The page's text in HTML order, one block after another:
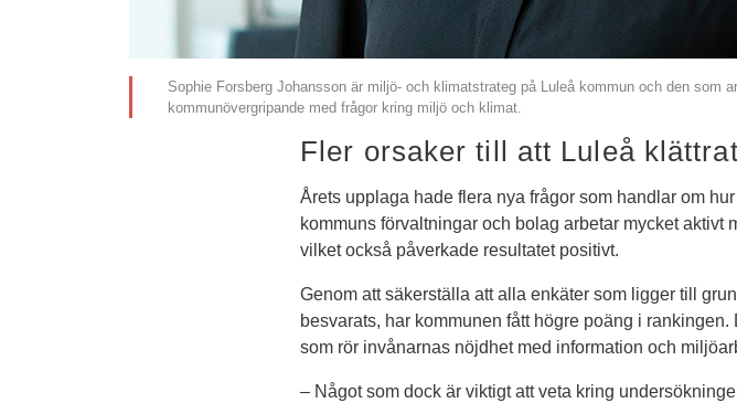
Sophie Forsberg Johansson är miljö- och klimatstrateg på Luleå kommun och den som
kommunövergripande med frågor kring miljö och klimat.
Fler orsaker till att Luleå klättrat
Årets upplaga hade flera nya frågor som handlar om
kommuns förvaltningar och bolag arbetar mycket
vilket också påverkade resultatet positivt.
Genom att säkerställa att alla enkäter som ligger till
besvarats, har kommunen fått högre poäng i
som rör invånarnas nöjdhet med information och
– Något som dock är viktigt att veta kring